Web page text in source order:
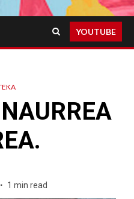
YOUTUBE
1 min read